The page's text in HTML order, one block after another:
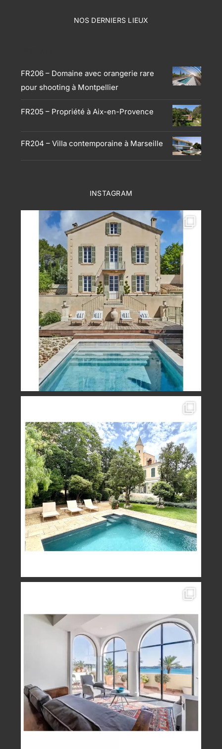
NOS DERNIERS LIEUX
FR206 – Domaine avec orangerie rare
pour shooting à Montpellier
FR205 – Propriété à Aix-en-Provence
FR204 – Villa contemporaine à Marseille
INSTAGRAM